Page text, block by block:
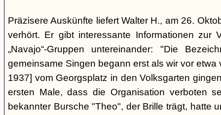
Präzisere Auskünfte liefert Walter H., am 26.
verhört. Er gibt interessante Informationen zur
„Navajo“-Gruppen untereinander: "Die
gemeinsame Singen begann erst als wir vor etwa
1937] vom Georgsplatz in den Volksgarten
ersten Male, dass die Organisation verboten
bekannter Bursche "Theo", der Brille trägt, hatte